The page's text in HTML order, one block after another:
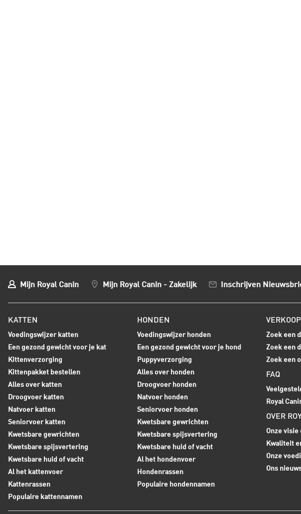
Mijn Royal Canin Mijn Royal Canin - Zakelijk Inschrijven
KATTEN
Voedingswijzer katten
Een gezond gewicht voor je kat
Kittenverzorging
Kittenpakket bestellen
Alles over katten
Droogvoer katten
Natvoer katten
Seniorvoer katten
Kwetsbare gewrichten
Kwetsbare spijsvertering
Kwetsbare huid of vacht
Al het kattenvoer
Kattenrassen
Populaire kattennamen
HONDEN
Voedingswijzer honden
Een gezond gewicht voor je hond
Puppyverzorging
Alles over honden
Droogvoer honden
Natvoer honden
Seniorvoer honden
Kwetsbare gewrichten
Kwetsbare spijsvertering
Kwetsbare huid of vacht
Al het hondenvoer
Hondenrassen
Populaire hondennamen
Zoek een
Zoek een
Zoek een
FAQ
Royal
OVER
Onze
Kwaliteit
Onze
Ons